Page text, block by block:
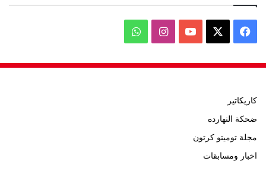
فيسبوك ‫YouTubeانستقرامواتساب
كاريكاتير
ضحكة النهارده
مجلة توميتو كرتون
اخبار ومسابقات